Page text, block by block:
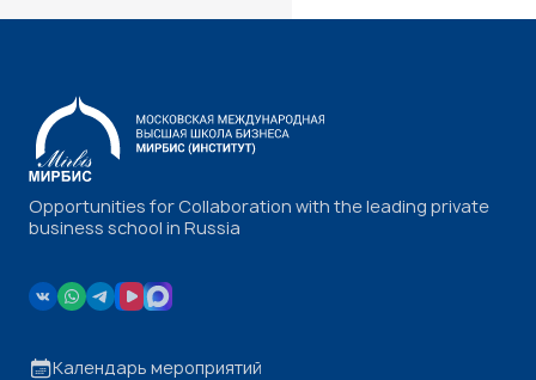
Opportunities for Collaboration with the leading private
business school in Russia
Календарь мероприятий